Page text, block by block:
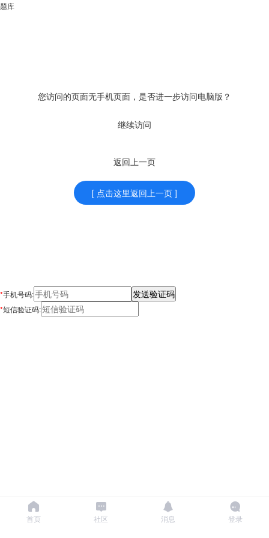
题库
您访问的页面无手机页面，是否进一步访问电脑版？
继续访问
返回上一页
[ 点击这里返回上一页 ]
首页 社区 消息 登录
*手机号码:
*短信验证码: